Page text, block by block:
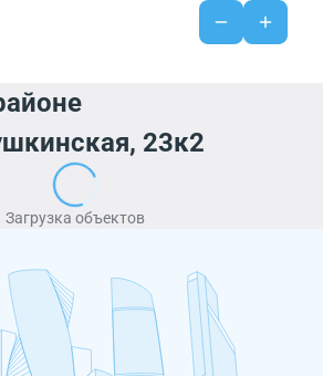
23к2
Загрузка объектов